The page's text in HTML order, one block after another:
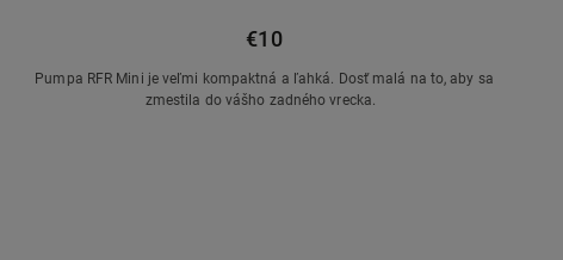
€10
Pumpa RFR Mini je veľmi kompaktná a ľahká. Dosť malá na to, aby sa
zmestila do vášho zadného vrecka.